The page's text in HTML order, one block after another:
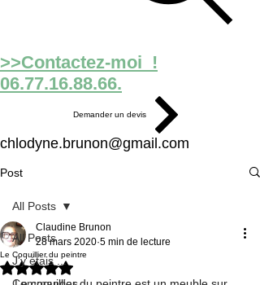
>>Contactez-moi !
06.77.16.88.66.
Demander un devis
chlodyne.brunon@gmail.com
Post
All Posts
J'y étais ...
All Posts
Le Coquillier du peintre
Claudine Brunon
28 mars 2020 5 min de lecture
Noté NaN étoiles sur 5.